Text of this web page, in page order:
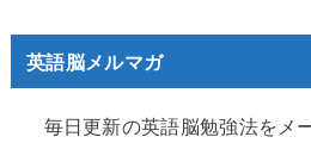
英語脳メルマガ
毎日更新の英語脳勉強法をメ